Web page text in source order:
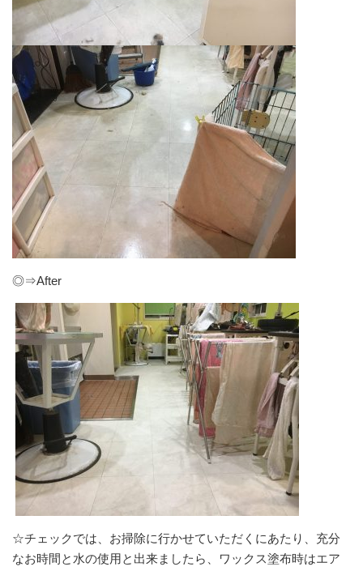
◎⇒After
☆チェックでは、お掃除に行かせていただくにあたり、充分
なお時間と水の使用と出来ましたら、ワックス塗布時はエア